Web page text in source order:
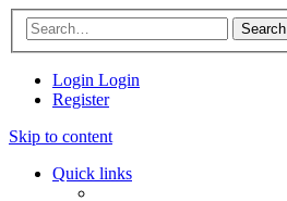
Search
Login Login
Register
Skip to content
Quick links